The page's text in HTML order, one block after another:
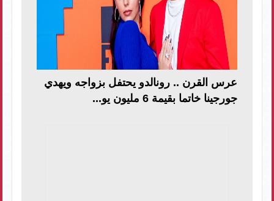
عرس القرن .. رونالدو يحتفل بزواجه ويهدي
جورجينا خاتما بقيمة 6 مليون يو...